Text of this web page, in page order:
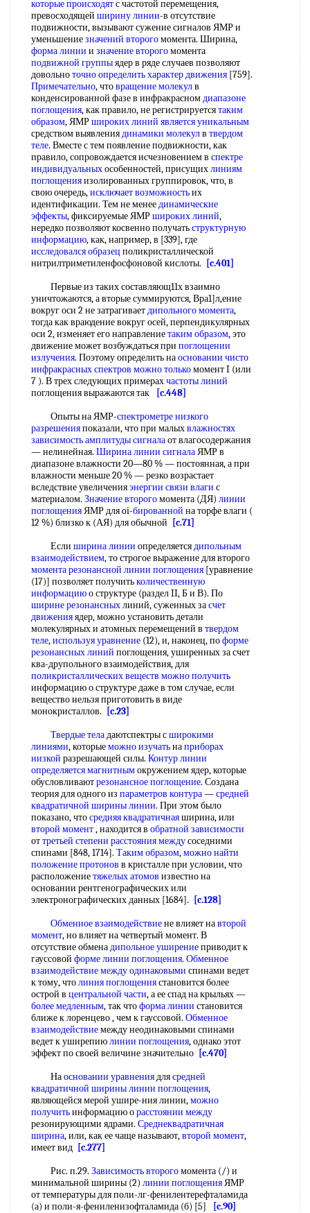
которые происходятс частотой перемещения,
превосходящей ширину линии-в отсутствие
подвижности, вызывают сужение сигналов ЯМР и
уменьшениезначений второгомомента. Ширина,
форма линии и значение второгомомента
подвижной группыядер в ряде случаев позволяют
довольноточно определитьхарактер движения [759].
Примечательно, чтовращение молекулв
конденсированной фазе в инфракрасномдиапазоне
поглощения, как правило, не регистрируетсятаким
образом, ЯМРшироких линий является уникальным
средством выявлениядинамики молекулв твердом
теле. Вместе с тем появление подвижности, как
правило, сопровождается исчезновением в спектре
индивидуальныхособенностей, присущихлиниям
поглощенияизолированных группировок, что, в
свою очередь,исключает возможностьих
идентификации. Тем не менеединамические
эффекты, фиксируемые ЯМРшироких линий,
нередко позволяют косвенно получатьструктурную
информацию, как, например, в [339], где
исследовался образец поликристаллической
нитрилтриметиленфосфоновой кислоты.
[c.401]
Первые из таких составляющ11х взаимно
уничтожаются, а вторые суммируются, Вра1]л,ение
вокруг оси 2 не затрагиваетдипольного момента,
тогда как враюдение вокруг осей, перпендикулярных
оси 2, изменяет его направлениетаким образом, это
движение может возбуждаться при поглощении
излучения. Поэтому определить наосновании чисто
инфракрасных спектров можно толькомомент I (или
7 ). В трех следующих примерахчастоты линий
поглощения выражаются так
[c.448]
Опыты на ЯМР-спектрометре низкого
разрешенияпоказали, что при малыхвлажностях
зависимостьамплитуды сигналаот влагосодержания
— нелинейная. Ширина линии сигналаЯМР в
диапазоне влажности 20—80 % — постоянная, а при
влажности меньше 20 % — резко возрастает
вследствие увеличенияэнергии связи влаги с
материалом. Значение второгомомента (ДЯ) линии
поглощенияЯМР для oi-бированной на торфе влаги (
12 %) близко к (АЯ) для обычной
[c.71]
Если ширина линии определяетсядипольным
взаимодействием, то строгое выражение для второго
момента резонансной линии поглощения [уравнение
(17)] позволяет получитьколичественную
информациюо структуре (раздел II, Б и В). По
ширине резонансныхлиний, суженных засчет
движенияядер, можно установить детали
молекулярных и атомных перемещений в твердом
теле,используя уравнение (12), и, наконец, поформе
резонансных линий поглощения, уширенных за счет
ква-друпольного взаимодействия, для
поликристаллических веществ можно получить
информацию о структуре даже в том случае, если
вещество нельзя приготовить в виде
монокристаллов.
[c.23]
Твердые теладаютспектры сширокими
линиями, которыеможно изучатьнаприборах
низкой разрешающей силы. Контур линии
определяется магнитнымокружением ядер, которые
обусловливаютрезонансное поглощение. Создана
теория для одного из параметров контура—средней
квадратичной ширины линии. При этом было
показано, чтосредняя квадратичнаяширина, или
второй момент, находится в обратной зависимости
оттретьей степени расстояния междусоседними
спинами [848, 1714]. Таким образом,можно найти
положение протонов в кристалле при условии, что
расположениетяжелых атомов известно на
основании рентгенографических или
электронографических данных [1684].
[c.128]
Обменное взаимодействиене влияет навторой
момент, но влияет на четвертый момент. В
отсутствие обменадипольное уширениеприводит к
гауссовой форме линии поглощения. Обменное
взаимодействиемежду одинаковыми спинами ведет
к тому, чтолиния поглощениястановится более
острой в центральной части, а ее спад на крыльях —
более медленным, так чтоформа линии становится
ближе к лоренцево , чем к гауссовой. Обменное
взаимодействиемежду неодинаковыми спинами
ведет к уширепиюлинии поглощения, однако этот
эффект по своей величине значительно [c.470]
Наосновании уравнениядлясредней
квадратичной ширины линии поглощения,
являющейся мерой ушире-ния линии,можно
получитьинформацию орасстоянии между
резонирующими ядрами. Среднеквадратичная
ширина, или, как ее чаще называют,второй момент,
имеет вид [c.277]
Рис. п.29. Зависимость второгомомента (/) и
минимальной ширины (2) линии поглощенияЯМР
от температуры для поли-лг-фенилентерефталамида
(а) и поли-я-фениленизофталамида (б) [5]
[c.90]